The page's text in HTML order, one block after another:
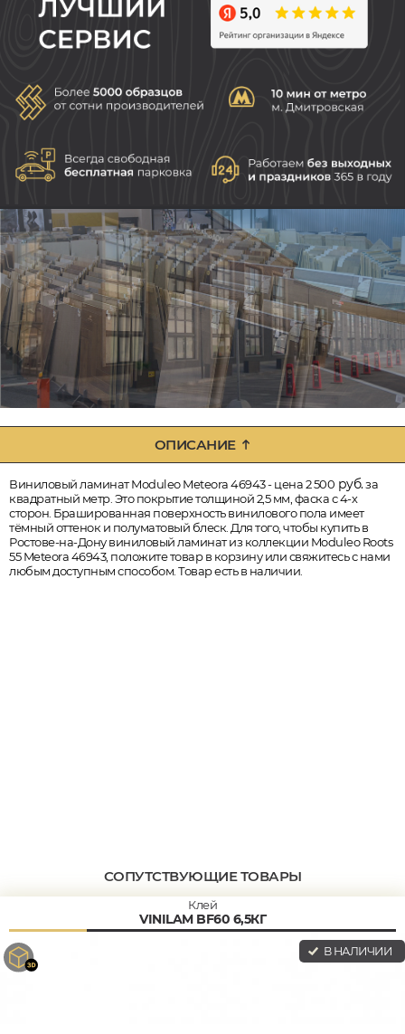
ОПИСАНИЕ
Виниловый ламинат Moduleo Meteora 46943 - цена 2 500 руб.за
квадратный метр. Это покрытие толщиной 2,5 мм, фаска с 4-х
сторон. Брашированная поверхность винилового пола имеет
тёмный оттенок и полуматовый блеск. Для того, чтобы купить в
Ростове-на-Дону виниловый ламинат из коллекции Moduleo Roots
55 Meteora 46943, положите товар в корзину или свяжитесь с нами
любым доступным способом. Товар есть в наличии.
СОПУТСТВУЮЩИЕ ТОВАРЫ
Клей
VINILAM BF60 6,5КГ
В НАЛИЧИИ